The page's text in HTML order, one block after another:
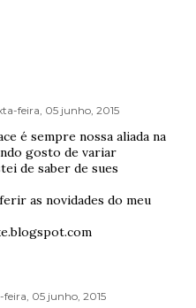
feira, 05 junho, 2015
é sempre nossa aliada na
gosto de variar
de saber de sues
as novidades do meu
feira, 05 junho, 2015